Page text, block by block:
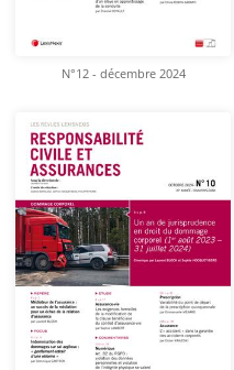
N°12 - décembre 2024